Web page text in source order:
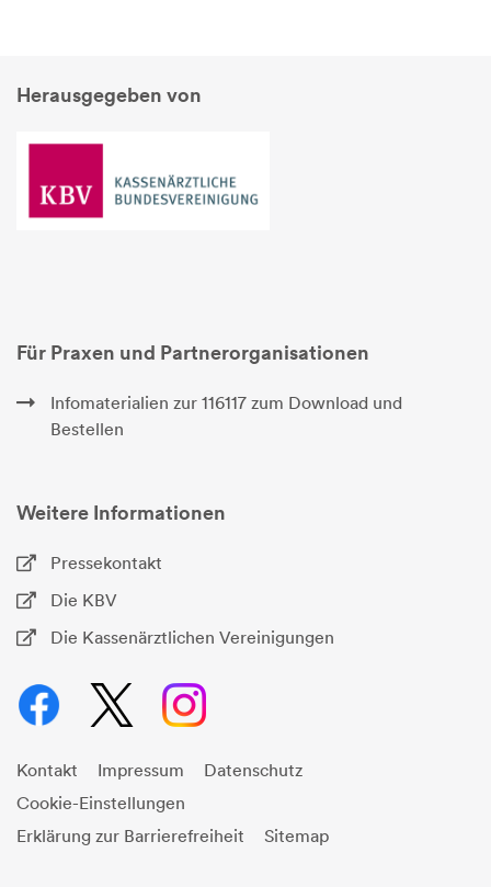
Herausgegeben von
Für Praxen und Partnerorganisationen
Infomaterialien zur 116117 zum Download und
Bestellen
Weitere Informationen
Pressekontakt
Die KBV
Die Kassenärztlichen Vereinigungen
Kontakt Impressum
Datenschutz
Cookie-Einstellungen
Erklärung zur Barrierefreiheit
Sitemap